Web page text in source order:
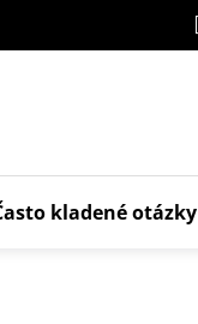
kladené otázky